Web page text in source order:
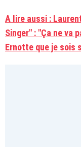
A lire aussi :
Singer" : "Ça ne va
Ernotte que je sois